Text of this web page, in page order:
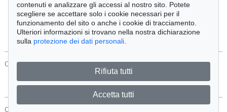
Cerca
CONTATTI Protezione Dei Dati
CONTATTI
contenuti e analizzare gli accessi al nostro sito. Potete
scegliere se accettare solo i cookie necessari per il
funzionamento del sito o anche i cookie di tracciamento.
Ulteriori informazioni si trovano nella nostra dichiarazione
sulla protezione dei dati personali
Rifiuta tutti
Accetta tutti